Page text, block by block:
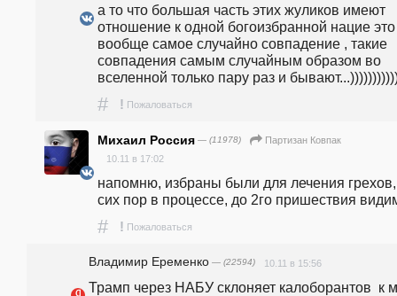
а то что большая часть этих жуликов имеют
отношение к одной богоизбранной нацие это
вообще самое случайно совпадение , такие
совпадения самым случайным образом во
вселенной только пару раз и
# ! Пожаловаться
Михаил Россия — (11978)
Партизан Ковпак
10.11 в 17:02
напомню, избраны были для лечения
сих пор в процессе, до 2го пришествия
# ! Пожаловаться
Владимир Еременко — (22594) 10.11 в 15:56
Трамп через НАБУ склоняет калоборантов  к